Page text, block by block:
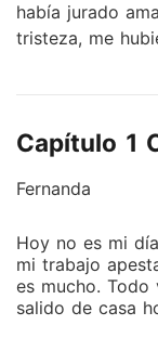
había jurado
tristeza, me
encontraría al
más joven que yo? Bruno Mendes Desde que la
vino a la mente
Era como si
un ángel en
que estaría
Capítulo 1
Fernanda
Hoy no es mi
mi trabajo
es mucho.
salido de casa